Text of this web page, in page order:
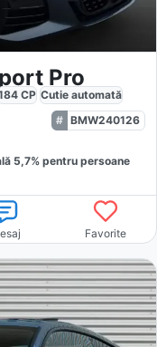
Pro
CP Cutie automată
BMW240126
5,7% pentru persoane
Favorite